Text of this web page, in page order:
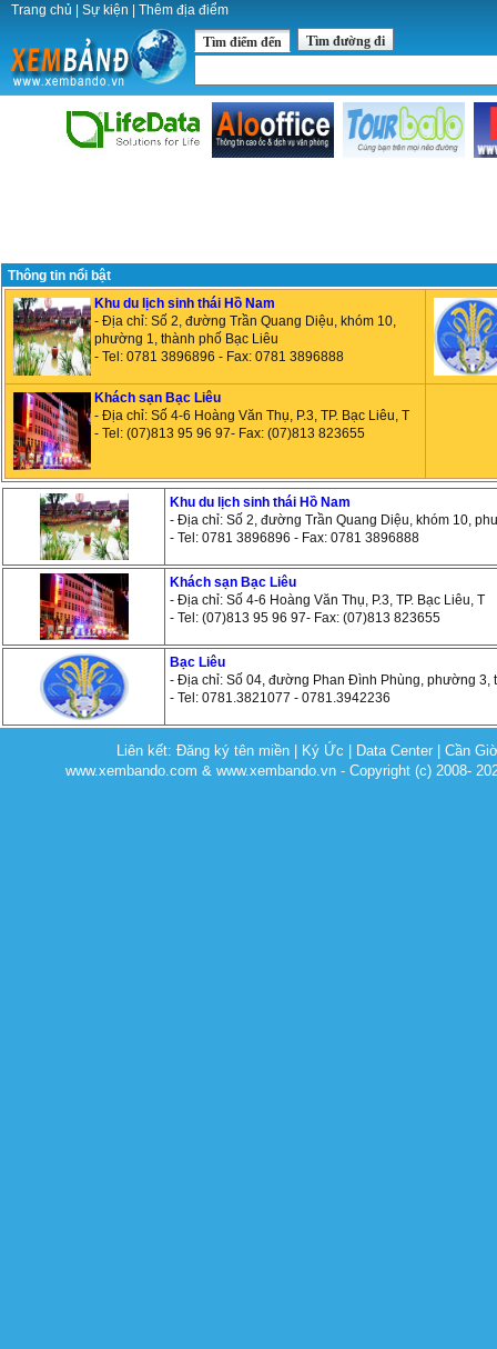
Trang chủ Sự kiện Thêm địa điểm
Tìm điểm đến Tìm đường đi
Thông tin nổi bật
Khu du lịch sinh thái Hồ Nam
- Địa chỉ: Số 2, đường Trần Quang Diệu, khóm 10,
phường 1, thành phố Bạc Liêu
- Tel: 0781 3896896 - Fax: 0781 3896888
Khách sạn Bạc Liêu
- Địa chỉ: Số 4-6 Hoàng Văn Thụ, P.3, TP. Bạc Liêu, T
- Tel: (07)813 95 96 97- Fax: (07)813 823655
Khu du lịch sinh thái Hồ Nam
- Địa chỉ: Số 2, đường Trần Quang Diệu, khóm 10,
- Tel: 0781 3896896 - Fax: 0781 3896888
Khách sạn Bạc Liêu
- Địa chỉ: Số 4-6 Hoàng Văn Thụ, P.3, TP. Bạc Liêu, T
- Tel: (07)813 95 96 97- Fax: (07)813 823655
Bạc Liêu
- Địa chỉ: Số 04, đường Phan Đình Phùng, phường 3,
- Tel: 0781.3821077 - 0781.3942236
Liên kết:Đăng ký tên miền Ký Ức Data Center |Cần
www.xembando.com & www.xembando.vn - Copyright (c) 2008-